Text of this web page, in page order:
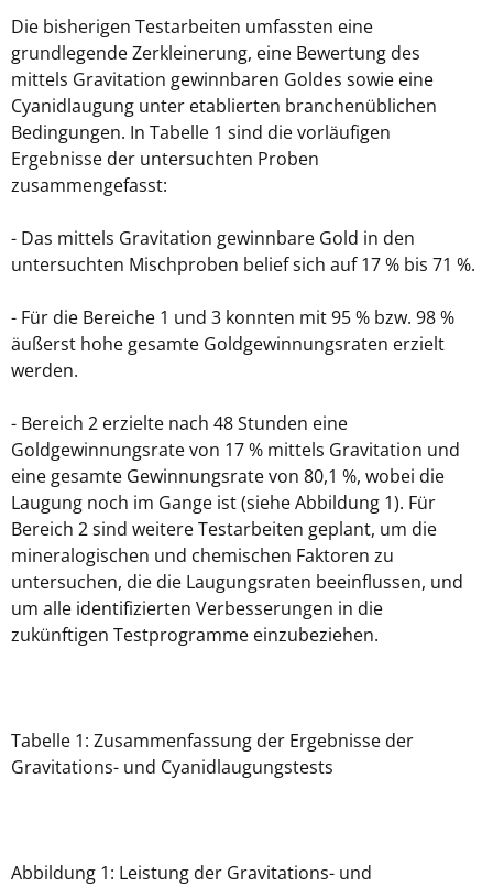
Die bisherigen Testarbeiten umfassten eine
grundlegende Zerkleinerung, eine Bewertung des
mittels Gravitation gewinnbaren Goldes sowie eine
Cyanidlaugung unter etablierten branchenüblichen
Bedingungen. In Tabelle 1 sind die vorläufigen
Ergebnisse der untersuchten Proben
zusammengefasst:
- Das mittels Gravitation gewinnbare Gold in den
untersuchten Mischproben belief sich auf 17 % bis 71 %.
- Für die Bereiche 1 und 3 konnten mit 95 % bzw. 98 %
äußerst hohe gesamte Goldgewinnungsraten erzielt
werden.
- Bereich 2 erzielte nach 48 Stunden eine
Goldgewinnungsrate von 17 % mittels Gravitation und
eine gesamte Gewinnungsrate von 80,1 %, wobei die
Laugung noch im Gange ist (siehe Abbildung 1). Für
Bereich 2 sind weitere Testarbeiten geplant, um die
mineralogischen und chemischen Faktoren zu
untersuchen, die die Laugungsraten beeinflussen, und
um alle identifizierten Verbesserungen in die
zukünftigen Testprogramme einzubeziehen.
Tabelle 1: Zusammenfassung der Ergebnisse der
Gravitations- und Cyanidlaugungstests
Abbildung 1: Leistung der Gravitations- und